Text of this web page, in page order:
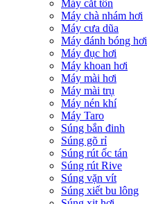
Máy cắt tôn
Máy chà nhám hơi
Máy cưa dũa
Máy đánh bóng hơi
Máy đục hơi
Máy khoan hơi
Máy mài hơi
Máy mài trụ
Máy nén khí
Máy Taro
Súng bắn đinh
Súng gõ rỉ
Súng rút ốc tán
Súng rút Rive
Súng vặn vít
Súng xiết bu lông